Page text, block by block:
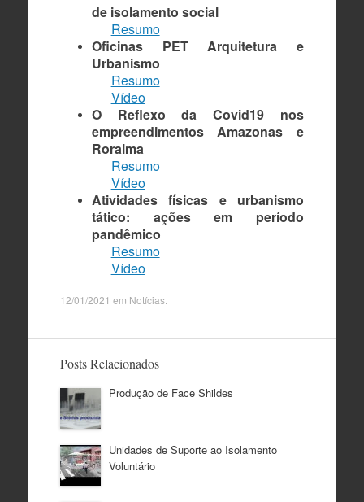
de isolamento social
Resumo
Oficinas PET Arquitetura e
Urbanismo
Resumo
Vídeo
O Reflexo da Covid19 nos
empreendimentos Amazonas e
Roraima
Resumo
Vídeo
Atividades físicas e urbanismo
tático: ações em período
pandêmico
Resumo
Vídeo
12/01/2021 em Notícias.
Posts Relacionados
Produção de Face Shildes
Unidades de Suporte ao Isolamento
Voluntário